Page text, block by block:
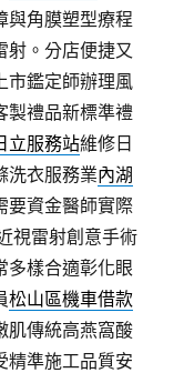
與角膜塑型療程
射。分店便捷又
市鑑定師辦理風
製禮品新標準禮
立服務站維修日
洗衣服務業內湖
要資金醫師實際
視雷射創意手術
多樣合適彰化眼
松山區機車借款
肌傳統高燕窩酸
精準施工品質安